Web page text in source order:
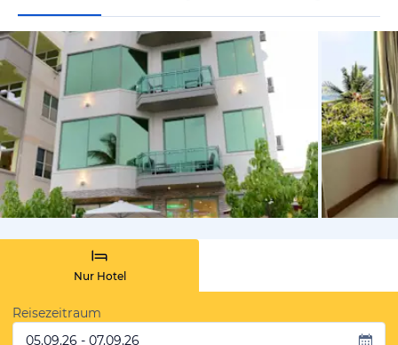
von
Nur Hotel
Reisezeitraum
05.09.26 - 07.09.26